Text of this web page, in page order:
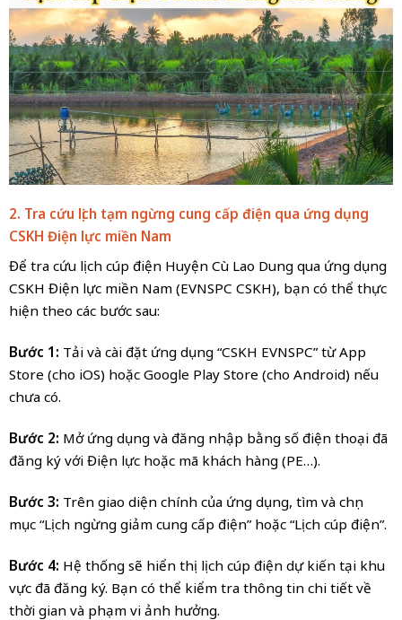
2. Tra cứu lịch tạm ngừng cung cấp điện qua ứng dụng
CSKH Điện lực miền Nam
Để tra cứu lịch cúp điện Huyện Cù Lao Dung qua ứng dụng
CSKH Điện lực miền Nam (EVNSPC CSKH), bạn có thể thực
hiện theo các bước sau:
Bước 1: Tải và cài đặt ứng dụng “CSKH EVNSPC” từ App
Store (cho iOS) hoặc Google Play Store (cho Android) nếu
chưa có.
Bước 2: Mở ứng dụng và đăng nhập bằng số điện thoại đã
đăng ký với Điện lực hoặc mã khách hàng (PE…).
Bước 3: Trên giao diện chính của ứng dụng, tìm và chọn
mục “Lịch ngừng giảm cung cấp điện” hoặc “Lịch cúp điện”.
Bước 4: Hệ thống sẽ hiển thị lịch cúp điện dự kiến tại khu
vực đã đăng ký. Bạn có thể kiểm tra thông tin chi tiết về
thời gian và phạm vi ảnh hưởng.